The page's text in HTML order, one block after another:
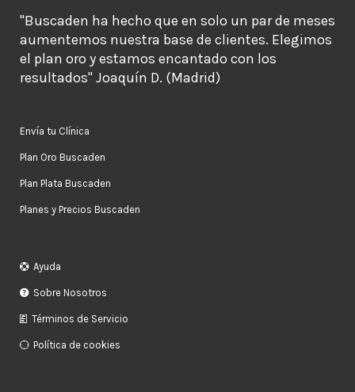
"Buscaden ha hecho que en solo un par de meses
aumentemos nuestra base de clientes. Elegimos
el plan oro y estamos encantado con los
resultados" Joaquín D. (Madrid)
Envía tu Clínica
Plan Oro Buscaden
Plan Plata Buscaden
Planes y Precios Buscaden
Ayuda
Sobre Nosotros
Términos de Servicio
Política de cookies